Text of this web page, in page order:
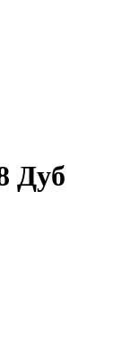
Дуб